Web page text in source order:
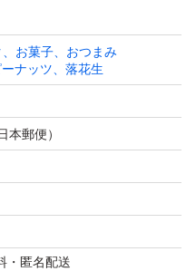
、お菓子、おつまみ
ーナッツ、落花生
本郵便）
・匿名配送